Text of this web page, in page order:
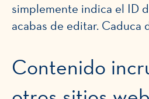
simplemente indica el ID
acabas de editar. Caduca
Contenido